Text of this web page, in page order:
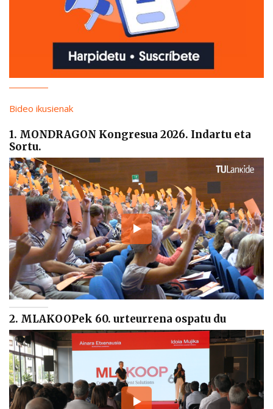
Bideo ikusienak
1. MONDRAGON Kongresua 2026. Indartu eta
Sortu.
2. MLAKOOPek 60. urteurrena ospatu du